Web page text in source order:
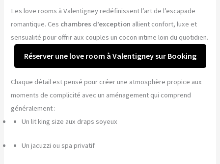
Les love rooms à Valentigney redéfinissent l’art de l’escapade
romantique. Ces chambres d’exception allient confort, luxe et
sensualité pour offrir aux couples un cocon intime loin du quotidien.
Réserver une love room à Valentigney sur Booking
Chaque détail est pensé pour créer une atmosphère propice aux
moments de complicité avec un aménagement qui comprend
généralement :
Un lit king size aux draps soyeux
Un jacuzzi ou spa privatif